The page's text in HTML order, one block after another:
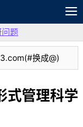
论坛
问题
换成@)
式管理科学